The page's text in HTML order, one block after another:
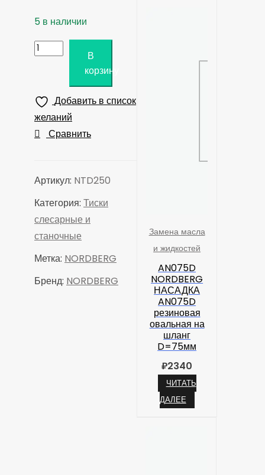
5 в наличии
Количество
станочные
NORDBERG
NTD250
В
корзину
Добавить в список
желаний
Сравнить
Артикул: NTD250
Категория: Тиски
слесарные и
станочные
Метка: NORDBERG
Бренд: NORDBERG
Замена масла
и жидкостей
AN075D
NORDBERG
НАСАДКА
AN075D
резиновая
овальная на
шланг
D=75мм
₽2340
ЧИТАТЬ
ДАЛЕЕ